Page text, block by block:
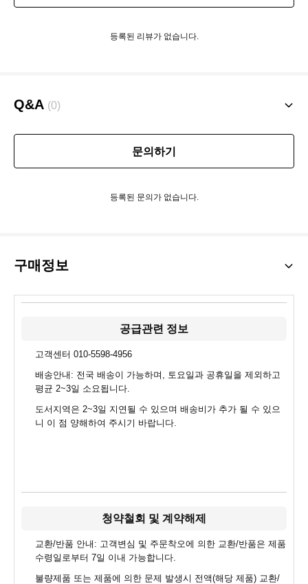
등록된 리뷰가 없습니다.
Q&A (0)
문의하기
등록된 문의가 없습니다.
구매정보
공급관련 정보
고객센터 010-5598-4956
배송안내: 전국 배송이 가능하며, 토요일과 공휴일을 제외하고
평균 2~3일 소요됩니다.
도서지역은 2~3일 지연될 수 있으며 배송비가 추가 될 수 있으
니 이 점 양해하여 주시기 바랍니다.
청약철회 및 계약해제
교환/반품 안내: 고객변심 및 주문착오에 의한 교환/반품은 제품
수령일로부터 7일 이내 가능합니다.
불량제품 또는 제품에 의한 문제 발생시 전액(해당 제품) 교환/